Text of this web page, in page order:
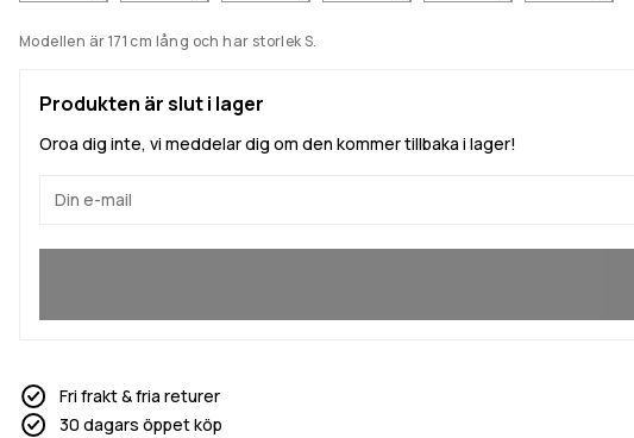
Modellen är 171 cm lång och har storlek S.
Produkten är slut i lager
Oroa dig inte, vi meddelar dig om den kommer tillbaka i lager!
Fri frakt & fria returer
30 dagars öppet köp